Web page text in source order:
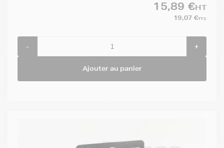
15,89 €HT
19,07 €TTC
- +
Ajouter au panier